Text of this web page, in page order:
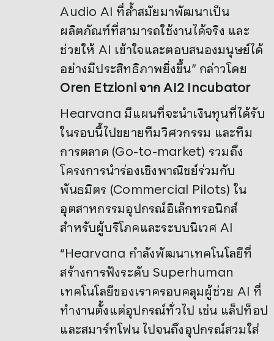
Audio AI ที่ล้ำสมัยมาพัฒนาเป็น
ผลิตภัณฑ์ที่สามารถใช้งานได้จริง และ
ช่วยให้ AI เข้าใจและตอบสนองมนุษย์ได้
อย่างมีประสิทธิภาพยิ่งขึ้น” กล่าวโดย
Oren Etzioni จาก AI2 Incubator
Hearvana มีแผนที่จะนำเงินทุนที่ได้รับ
ในรอบนี้ไปขยายทีมวิศวกรรม และทีม
การตลาด (Go-to-market) รวมถึง
โครงการนำร่องเชิงพาณิชย์ร่วมกับ
พันธมิตร (Commercial Pilots) ใน
อุตสาหกรรมอุปกรณ์อิเล็กทรอนิกส์
สำหรับผู้บริโภคและระบบนิเวศ AI
“Hearvana กำลังพัฒนาเทคโนโลยีที่
สร้างการฟังระดับ Superhuman
เทคโนโลยีของเราครอบคลุมผู้ช่วย AI ที่
ทำงานตั้งแต่อุปกรณ์ทั่วไป เช่น แล็ปท็อป
และสมาร์ทโฟน ไปจนถึงอุปกรณ์สวมใส่